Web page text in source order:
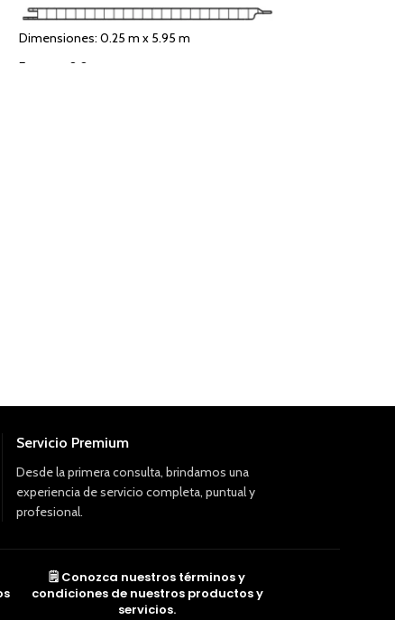
Dimensiones: 0.25 m x 5.95 m
Espesor: 8.0 mm
Servicio Premium
Desde la primera consulta, brindamos una
experiencia de servicio completa, puntual y
profesional.
🗒️ Conozca nuestros términos y
condiciones de nuestros productos y
servicios.